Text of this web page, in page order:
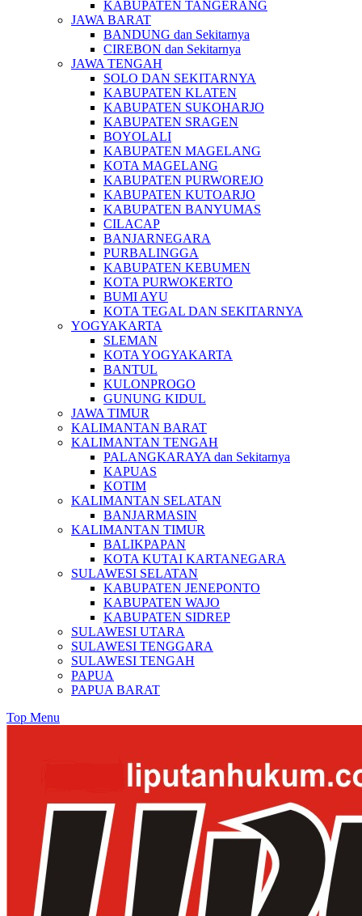
KABUPATEN TANGERANG
JAWA BARAT
BANDUNG dan Sekitarnya
CIREBON dan Sekitarnya
JAWA TENGAH
SOLO DAN SEKITARNYA
KABUPATEN KLATEN
KABUPATEN SUKOHARJO
KABUPATEN SRAGEN
BOYOLALI
KABUPATEN MAGELANG
KOTA MAGELANG
KABUPATEN PURWOREJO
KABUPATEN KUTOARJO
KABUPATEN BANYUMAS
CILACAP
BANJARNEGARA
PURBALINGGA
KABUPATEN KEBUMEN
KOTA PURWOKERTO
BUMI AYU
KOTA TEGAL DAN SEKITARNYA
YOGYAKARTA
SLEMAN
KOTA YOGYAKARTA
BANTUL
KULONPROGO
GUNUNG KIDUL
JAWA TIMUR
KALIMANTAN BARAT
KALIMANTAN TENGAH
PALANGKARAYA dan Sekitarnya
KAPUAS
KOTIM
KALIMANTAN SELATAN
BANJARMASIN
KALIMANTAN TIMUR
BALIKPAPAN
KOTA KUTAI KARTANEGARA
SULAWESI SELATAN
KABUPATEN JENEPONTO
KABUPATEN WAJO
KABUPATEN SIDREP
SULAWESI UTARA
SULAWESI TENGGARA
SULAWESI TENGAH
PAPUA
PAPUA BARAT
Top Menu